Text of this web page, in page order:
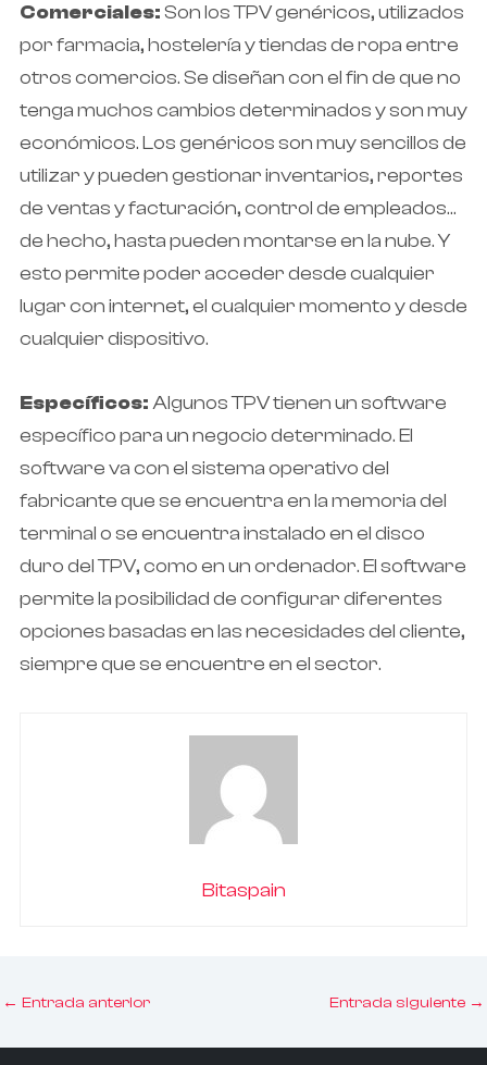
Comerciales:Son los TPV genéricos, utilizados
por farmacia, hostelería y tiendas de ropa entre
otros comercios. Se diseñan con el fin de que no
tenga muchos cambios determinados y son muy
económicos. Los genéricos son muy sencillos de
utilizar y pueden gestionar inventarios, reportes
de ventas y facturación, control de empleados…
de hecho, hasta pueden montarse en la nube. Y
esto permite poder acceder desde cualquier
lugar con internet, el cualquier momento y desde
cualquier dispositivo.
Específicos:Algunos TPV tienen un software
específico para un negocio determinado. El
software va con el sistema operativo del
fabricante que se encuentra en la memoria del
terminal o se encuentra instalado en el disco
duro del TPV, como en un ordenador. El software
permite la posibilidad de configurar diferentes
opciones basadas en las necesidades del cliente,
siempre que se encuentre en el sector.
Bitaspain
← Entrada anterior Entrada siguiente →